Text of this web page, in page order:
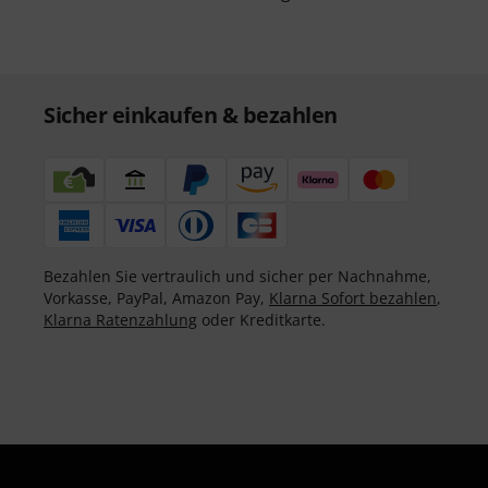
Sicher einkaufen & bezahlen
Bezahlen Sie vertraulich und sicher per Nachnahme,
Vorkasse, PayPal, Amazon Pay, Klarna Sofort bezahlen,
Klarna Ratenzahlung oder Kreditkarte.